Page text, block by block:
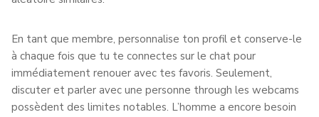
En tant que membre, personnalise ton profil et conserve-le
à chaque fois que tu te connectes sur le chat pour
immédiatement renouer avec tes favoris. Seulement,
discuter et parler avec une personne through les webcams
possèdent des limites notables. L’homme a encore besoin